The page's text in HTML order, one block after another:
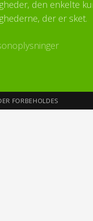
den enkelte
der er sket.
FORBEHOLDES